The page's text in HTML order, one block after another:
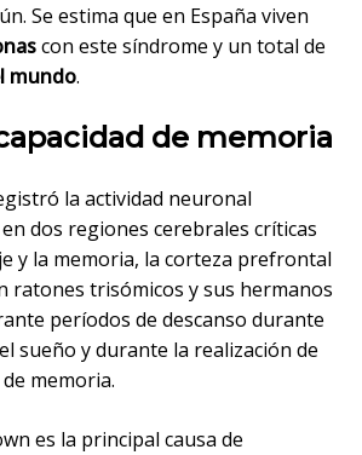
Se estima que en España viven
con este síndrome y un total de
mundo.
de memoria
la actividad neuronal
dos regiones cerebrales críticas
y la memoria, la corteza prefrontal
ratones trisómicos y sus hermanos
períodos de descanso durante
sueño y durante la realización de
memoria.
es la principal causa de